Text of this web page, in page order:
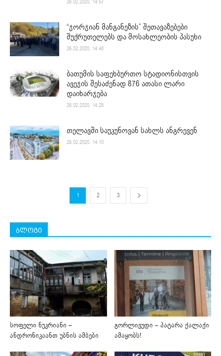
26.02.2020. 14:57
“ჯორჯიან მანგანეზის” შეთავაზებები
შუქრუთელებს და მოსახლეობის პასუხი
26.02.2020. 14:48
ბათუმის საფეხბურთო სტადიონისთვის
ავეჯის შესაძენად 876 ათასი ლარი
დაიხარჯება
26.02.2020. 14:28
თელავში საუკუნოვან სახლს ანგრევენ
26.02.2020. 14:10
1 2 3
ბლოგი
სოფელი ნუკრიანი –
ანდრონიკაანთ უბნის ამბები
გორლივუდი – პატარა ქალაქი
ამაყობს!